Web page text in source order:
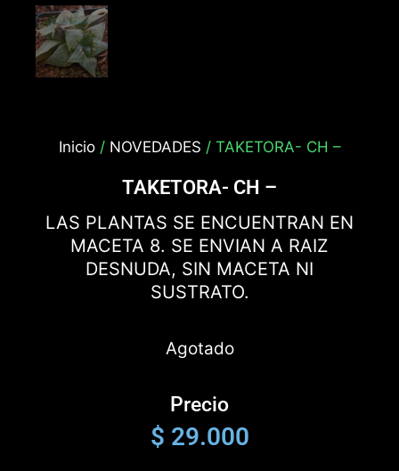
Inicio/ NOVEDADES / TAKETORA- CH –
TAKETORA- CH –
LAS PLANTAS SE ENCUENTRAN EN
MACETA 8. SE ENVIAN A RAIZ
DESNUDA, SIN MACETA NI
SUSTRATO.
Agotado
Precio
$ 29.000